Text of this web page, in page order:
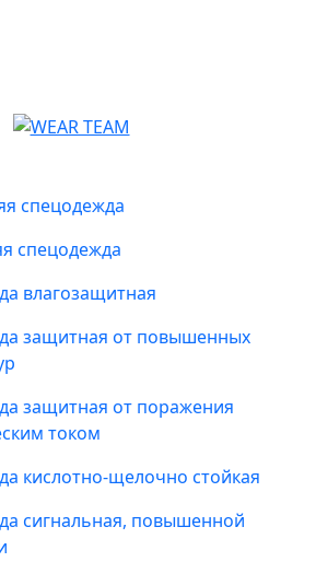
спецодежда
спецодежда
влагозащитная
защитная от повышенных
защитная от поражения
током
кислотно-щелочно стойкая
сигнальная, повышенной